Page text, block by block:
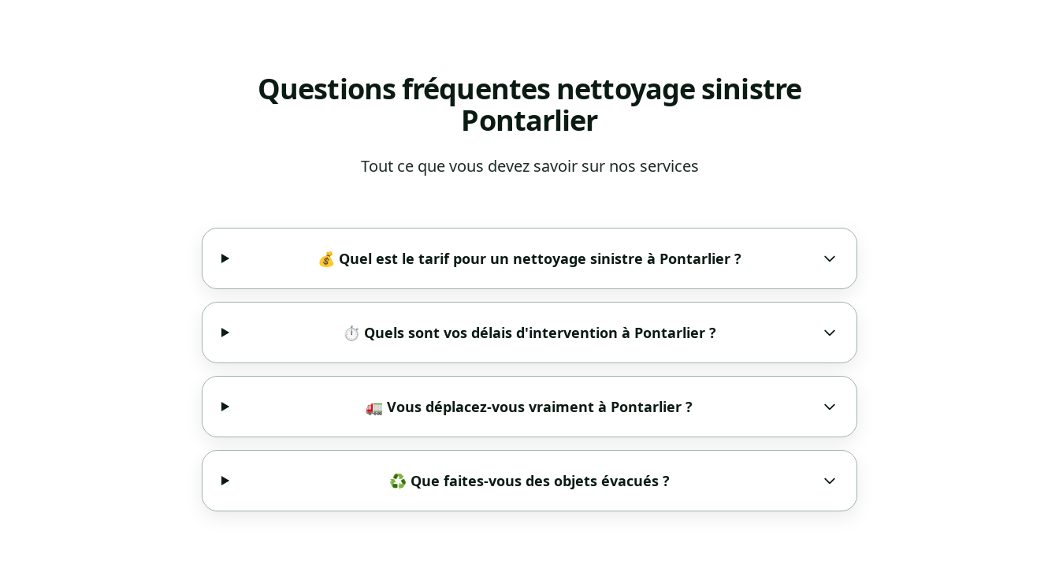
Questions fréquentes nettoyage sinistre
Pontarlier
Tout ce que vous devez savoir sur nos services
💰 Quel est le tarif pour un nettoyage sinistre à Pontarlier ?
⏱️ Quels sont vos délais d'intervention à Pontarlier ?
🚛 Vous déplacez-vous vraiment à Pontarlier ?
♻️ Que faites-vous des objets évacués ?